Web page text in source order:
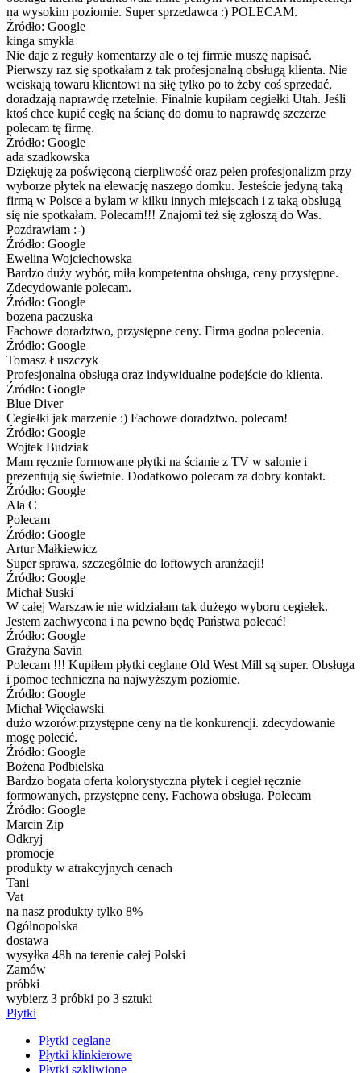
na wysokim poziomie. Super sprzedawca :) POLECAM.
Źródło: Google
kinga smykla
Nie daje z reguły komentarzy ale o tej firmie muszę napisać.
Pierwszy raz się spotkałam z tak profesjonalną obsługą klienta. Nie
wciskają towaru klientowi na siłę tylko po to żeby coś sprzedać,
doradzają naprawdę rzetelnie. Finalnie kupiłam cegiełki Utah. Jeśli
ktoś chce kupić cegłę na ścianę do domu to naprawdę szczerze
polecam tę firmę.
Źródło: Google
ada szadkowska
Dziękuję za poświęconą cierpliwość oraz pełen profesjonalizm przy
wyborze płytek na elewację naszego domku. Jesteście jedyną taką
firmą w Polsce a byłam w kilku innych miejscach i z taką obsługą
się nie spotkałam. Polecam!!! Znajomi też się zgłoszą do Was.
Pozdrawiam :-)
Źródło: Google
Ewelina Wojciechowska
Bardzo duży wybór, miła kompetentna obsługa, ceny przystępne.
Zdecydowanie polecam.
Źródło: Google
bozena paczuska
Fachowe doradztwo, przystępne ceny. Firma godna polecenia.
Źródło: Google
Tomasz Łuszczyk
Profesjonalna obsługa oraz indywidualne podejście do klienta.
Źródło: Google
Blue Diver
Cegiełki jak marzenie :) Fachowe doradztwo. polecam!
Źródło: Google
Wojtek Budziak
Mam ręcznie formowane płytki na ścianie z TV w salonie i
prezentują się świetnie. Dodatkowo polecam za dobry kontakt.
Źródło: Google
Ala C
Polecam
Źródło: Google
Artur Małkiewicz
Super sprawa, szczególnie do loftowych aranżacji!
Źródło: Google
Michał Suski
W całej Warszawie nie widziałam tak dużego wyboru cegiełek.
Jestem zachwycona i na pewno będę Państwa polecać!
Źródło: Google
Grażyna Savin
Polecam !!! Kupiłem płytki ceglane Old West Mill są super. Obsługa
i pomoc techniczna na najwyższym poziomie.
Źródło: Google
Michał Więcławski
dużo wzorów.przystępne ceny na tle konkurencji. zdecydowanie
mogę polecić.
Źródło: Google
Bożena Podbielska
Bardzo bogata oferta kolorystyczna płytek i cegieł ręcznie
formowanych, przystępne ceny. Fachowa obsługa. Polecam
Źródło: Google
Marcin Zip
Odkryj
promocje
produkty w atrakcyjnych cenach
Tani
Vat
na nasz produkty tylko 8%
Ogólnopolska
dostawa
wysyłka 48h na terenie całej Polski
Zamów
próbki
wybierz 3 próbki po 3 sztuki
Płytki
Płytki ceglane
Płytki klinkierowe
Płytki szkliwione